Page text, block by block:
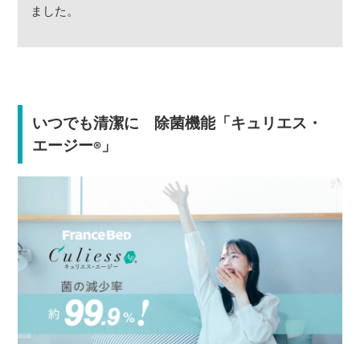
ました。
いつでも清潔に 除菌機能「キュリエス・
エージー®」